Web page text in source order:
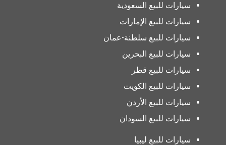
سيارات للبيع السعودية
سيارات للبيع الإمارات
سيارات للبيع سلطنة-عمان
سيارات للبيع البحرين
سيارات للبيع قطر
سيارات للبيع الكويت
سيارات للبيع الأردن
سيارات للبيع السودان
سيارات للبيع ليبيا